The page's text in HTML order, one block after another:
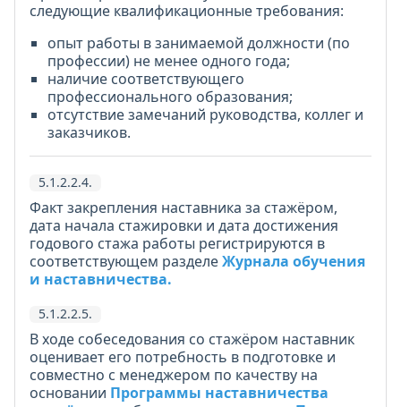
следующие квалификационные требования:
опыт работы в занимаемой должности (по
профессии) не менее одного года;
наличие соответствующего
профессионального образования;
отсутствие замечаний руководства, коллег и
заказчиков.
5.1.2.2.4.
Факт закрепления наставника за стажёром,
дата начала стажировки и дата достижения
годового стажа работы регистрируются в
соответствующем разделеЖурнала обучения
и наставничества.
5.1.2.2.5.
В ходе собеседования со стажёром наставник
оценивает его потребность в подготовке и
совместно с менеджером по качеству на
основании Программы наставничества